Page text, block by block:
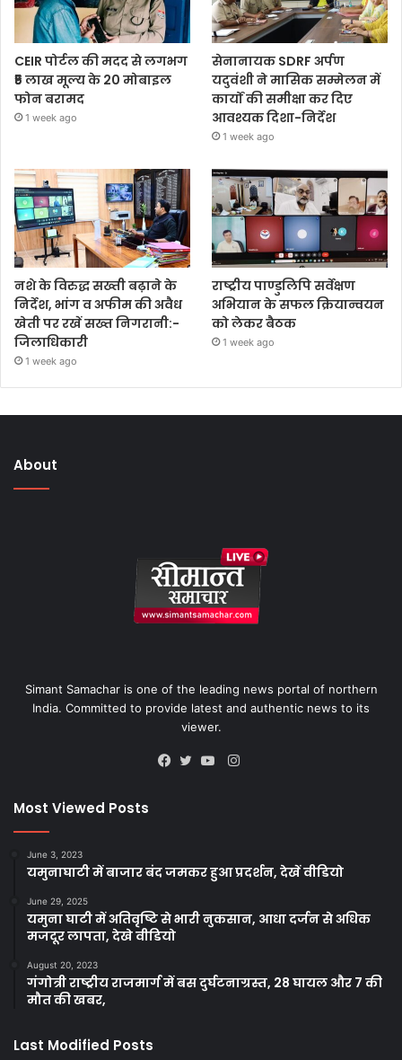
CEIR पोर्टल की मदद से लगभग
₹5 लाख मूल्य के 20 मोबाइल
फोन बरामद
1 week ago
सेनानायक SDRF अर्पण
यदुवंशी ने मासिक सम्मेलन में
कार्यों की समीक्षा कर दिए
आवश्यक दिशा-निर्देश
1 week ago
नशे के विरुद्ध सख्ती बढ़ाने के
निर्देश, भांग व अफीम की अवैध
खेती पर रखें सख्त निगरानी:-
जिलाधिकारी
1 week ago
राष्ट्रीय पाण्डुलिपि सर्वेक्षण
अभियान के सफल क्रियान्वयन
को लेकर बैठक
1 week ago
About
Simant Samachar is one of the leading news portal of northern
India. Committed to provide latest and authentic news to its
viewer.
Instagram
Most Viewed Posts
June 3, 2023
यमुनाघाटी में बाजार बंद जमकर हुआ प्रदर्शन, देखें वीडियो
June 29, 2025
यमुना घाटी में अतिवृष्टि से भारी नुकसान, आधा दर्जन से अधिक
मजदूर लापता, देखे वीडियो
August 20, 2023
गंगोत्री राष्ट्रीय राजमार्ग में बस दुर्घटनाग्रस्त, 28 घायल और 7 की
मौत की खबर,
Last Modified Posts